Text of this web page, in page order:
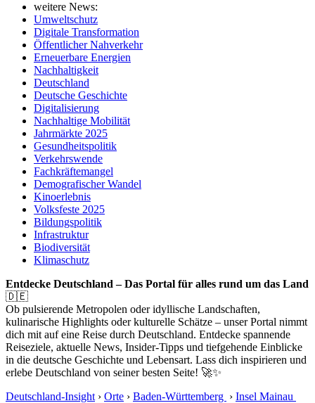
weitere News:
Umweltschutz
Digitale Transformation
Öffentlicher Nahverkehr
Erneuerbare Energien
Nachhaltigkeit
Deutschland
Deutsche Geschichte
Digitalisierung
Nachhaltige Mobilität
Jahrmärkte 2025
Gesundheitspolitik
Verkehrswende
Fachkräftemangel
Demografischer Wandel
Kinoerlebnis
Volksfeste 2025
Bildungspolitik
Infrastruktur
Biodiversität
Klimaschutz
Entdecke Deutschland – Das Portal für alles rund um das Land
🇩🇪
Ob pulsierende Metropolen oder idyllische Landschaften,
kulinarische Highlights oder kulturelle Schätze – unser Portal nimmt
dich mit auf eine Reise durch Deutschland. Entdecke spannende
Reiseziele, aktuelle News, Insider-Tipps und tiefgehende Einblicke
in die deutsche Geschichte und Lebensart. Lass dich inspirieren und
erlebe Deutschland von seiner besten Seite! 🚀✨
Deutschland-Insight › Orte › Baden-Württemberg › Insel Mainau